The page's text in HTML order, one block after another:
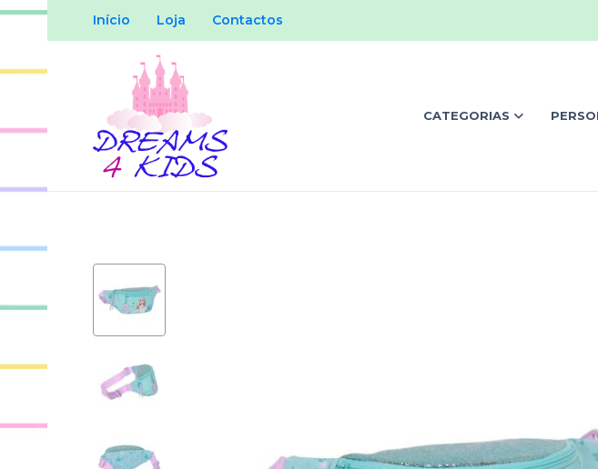
Início Loja Contactos
CATEGORIAS